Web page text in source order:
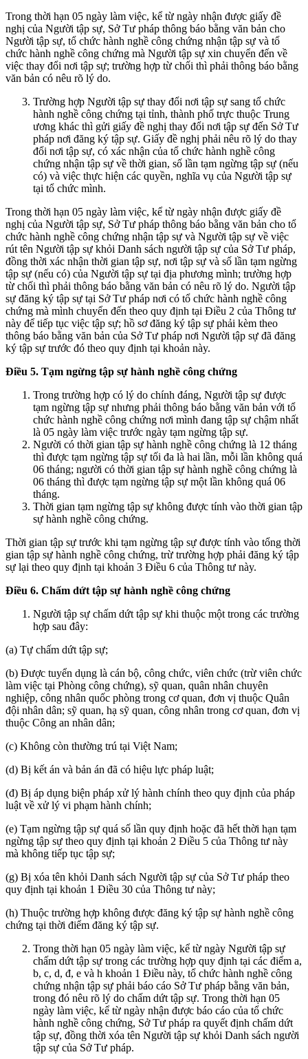
Trong thời hạn 05 ngày làm việc, kể từ ngày nhận được giấy đề
nghị của Người tập sự, Sở Tư pháp thông báo bằng văn bản cho
Người tập sự, tổ chức hành nghề công chứng nhận tập sự và tổ
chức hành nghề công chứng mà Người tập sự xin chuyển đến về
việc thay đổi nơi tập sự; trường hợp từ chối thì phải thông báo bằng
văn bản có nêu rõ lý do.
Trường hợp Người tập sự thay đổi nơi tập sự sang tổ chức
hành nghề công chứng tại tỉnh, thành phố trực thuộc Trung
ương khác thì gửi giấy đề nghị thay đổi nơi tập sự đến Sở Tư
pháp nơi đăng ký tập sự. Giấy đề nghị phải nêu rõ lý do thay
đổi nơi tập sự, có xác nhận của tổ chức hành nghề công
chứng nhận tập sự về thời gian, số lần tạm ngừng tập sự (nếu
có) và việc thực hiện các quyền, nghĩa vụ của Người tập sự
tại tổ chức mình.
Trong thời hạn 05 ngày làm việc, kể từ ngày nhận được giấy đề
nghị của Người tập sự, Sở Tư pháp thông báo bằng văn bản cho tổ
chức hành nghề công chứng nhận tập sự và Người tập sự về việc
rút tên Người tập sự khỏi Danh sách người tập sự của Sở Tư pháp,
đồng thời xác nhận thời gian tập sự, nơi tập sự và số lần tạm ngừng
tập sự (nếu có) của Người tập sự tại địa phương mình; trường hợp
từ chối thì phải thông báo bằng văn bản có nêu rõ lý do. Người tập
sự đăng ký tập sự tại Sở Tư pháp nơi có tổ chức hành nghề công
chứng mà mình chuyển đến theo quy định tại Điều 2 của Thông tư
này để tiếp tục việc tập sự; hồ sơ đăng ký tập sự phải kèm theo
thông báo bằng văn bản của Sở Tư pháp nơi Người tập sự đã đăng
ký tập sự trước đó theo quy định tại khoản này.
Điều 5. Tạm ngừng tập sự hành nghề công chứng
Trong trường hợp có lý do chính đáng, Người tập sự được
tạm ngừng tập sự nhưng phải thông báo bằng văn bản với tổ
chức hành nghề công chứng nơi mình đang tập sự chậm nhất
là 05 ngày làm việc trước ngày tạm ngừng tập sự.
Người có thời gian tập sự hành nghề công chứng là 12 tháng
thì được tạm ngừng tập sự tối đa là hai lần, mỗi lần không quá
06 tháng; người có thời gian tập sự hành nghề công chứng là
06 tháng thì được tạm ngừng tập sự một lần không quá 06
tháng.
Thời gian tạm ngừng tập sự không được tính vào thời gian tập
sự hành nghề công chứng.
Thời gian tập sự trước khi tạm ngừng tập sự được tính vào tổng thời
gian tập sự hành nghề công chứng, trừ trường hợp phải đăng ký tập
sự lại theo quy định tại khoản 3 Điều 6 của Thông tư này.
Điều 6. Chấm dứt tập sự hành nghề công chứng
Người tập sự chấm dứt tập sự khi thuộc một trong các trường
hợp sau đây:
(a) Tự chấm dứt tập sự;
(b) Được tuyển dụng là cán bộ, công chức, viên chức (trừ viên chức
làm việc tại Phòng công chứng), sỹ quan, quân nhân chuyên
nghiệp, công nhân quốc phòng trong cơ quan, đơn vị thuộc Quân
đội nhân dân; sỹ quan, hạ sỹ quan, công nhân trong cơ quan, đơn vị
thuộc Công an nhân dân;
(c) Không còn thường trú tại Việt Nam;
(d) Bị kết án và bản án đã có hiệu lực pháp luật;
(đ) Bị áp dụng biện pháp xử lý hành chính theo quy định của pháp
luật về xử lý vi phạm hành chính;
(e) Tạm ngừng tập sự quá số lần quy định hoặc đã hết thời hạn tạm
ngừng tập sự theo quy định tại khoản 2 Điều 5 của Thông tư này
mà không tiếp tục tập sự;
(g) Bị xóa tên khỏi Danh sách Người tập sự của Sở Tư pháp theo
quy định tại khoản 1 Điều 30 của Thông tư này;
(h) Thuộc trường hợp không được đăng ký tập sự hành nghề công
chứng tại thời điểm đăng ký tập sự.
Trong thời hạn 05 ngày làm việc, kể từ ngày Người tập sự
chấm dứt tập sự trong các trường hợp quy định tại các điểm a,
b, c, d, đ, e và h khoản 1 Điều này, tổ chức hành nghề công
chứng nhận tập sự phải báo cáo Sở Tư pháp bằng văn bản,
trong đó nêu rõ lý do chấm dứt tập sự. Trong thời hạn 05
ngày làm việc, kể từ ngày nhận được báo cáo của tổ chức
hành nghề công chứng, Sở Tư pháp ra quyết định chấm dứt
tập sự, đồng thời xóa tên Người tập sự khỏi Danh sách người
tập sự của Sở Tư pháp.